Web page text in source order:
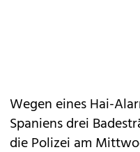
Wegen eines Hai-
Spaniens drei
die Polizei am